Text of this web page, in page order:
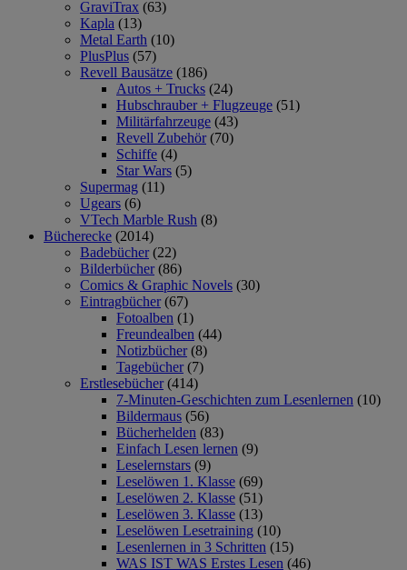
GraviTrax (63)
Kapla (13)
Metal Earth (10)
PlusPlus (57)
Revell Bausätze (186)
Autos + Trucks (24)
Hubschrauber + Flugzeuge (51)
Militärfahrzeuge (43)
Revell Zubehör (70)
Schiffe (4)
Star Wars (5)
Supermag (11)
Ugears (6)
VTech Marble Rush (8)
Bücherecke (2014)
Badebücher (22)
Bilderbücher (86)
Comics & Graphic Novels (30)
Eintragbücher (67)
Fotoalben (1)
Freundealben (44)
Notizbücher (8)
Tagebücher (7)
Erstlesebücher (414)
7-Minuten-Geschichten zum Lesenlernen (10)
Bildermaus (56)
Bücherhelden (83)
Einfach Lesen lernen (9)
Leselernstars (9)
Leselöwen 1. Klasse (69)
Leselöwen 2. Klasse (51)
Leselöwen 3. Klasse (13)
Leselöwen Lesetraining (10)
Lesenlernen in 3 Schritten (15)
WAS IST WAS Erstes Lesen (46)